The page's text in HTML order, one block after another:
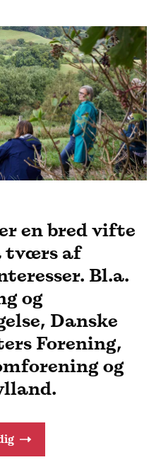
en bred vifte
tværs af
Bl.a.
og
Danske
Forening,
og